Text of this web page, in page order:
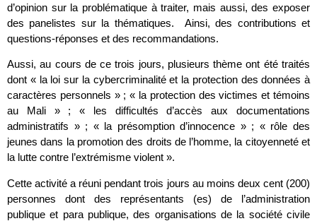
d’opinion sur la problématique à traiter, mais aussi, des exposer
des panelistes sur la thématiques. Ainsi, des contributions et
questions-réponses et des recommandations.
Aussi, au cours de ce trois jours, plusieurs thème ont été traités
dont « la loi sur la cybercriminalité et la protection des données à
caractères personnels » ; « la protection des victimes et témoins
au Mali » ; « les difficultés d’accès aux documentations
administratifs » ; « la présomption d’innocence » ; « rôle des
jeunes dans la promotion des droits de l’homme, la citoyenneté et
la lutte contre l’extrémisme violent ».
Cette activité a réuni pendant trois jours au moins deux cent (200)
personnes dont des représentants (es) de l’administration
publique et para publique, des organisations de la société civile